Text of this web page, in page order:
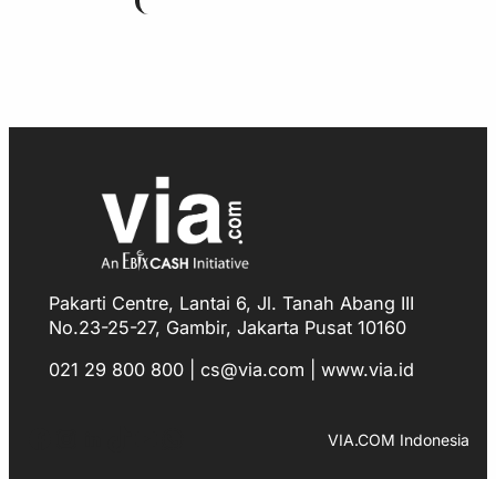
Pakarti Centre, Lantai 6, Jl. Tanah Abang III
No.23-25-27, Gambir, Jakarta Pusat 10160
021 29 800 800 | cs@via.com | www.via.id
VIA.COM Indonesia